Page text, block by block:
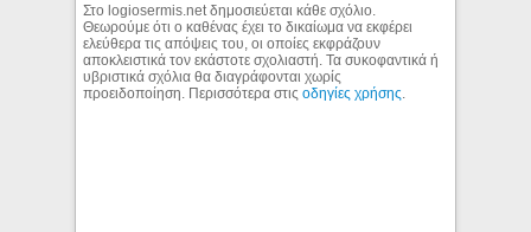
Στο logiosermis.net δημοσιεύεται κάθε σχόλιο.
Θεωρούμε ότι ο καθένας έχει το δικαίωμα να εκφέρει
ελεύθερα τις απόψεις του, οι οποίες εκφράζουν
αποκλειστικά τον εκάστοτε σχολιαστή. Τα συκοφαντικά ή
υβριστικά σχόλια θα διαγράφονται χωρίς
προειδοποίηση. Περισσότερα στιςοδηγίες χρήσης